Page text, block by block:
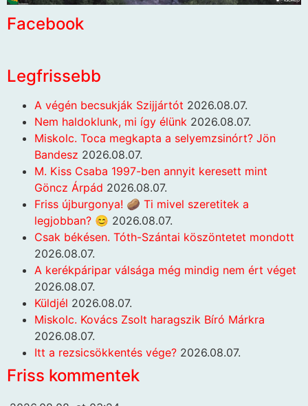
Facebook
Legfrissebb
A végén becsukják Szijjártót 2026.08.07.
Nem haldoklunk, mi így élünk 2026.08.07.
Miskolc. Toca megkapta a selyemzsinórt? Jön
Bandesz 2026.08.07.
M. Kiss Csaba 1997-ben annyit keresett mint
Göncz Árpád 2026.08.07.
Friss újburgonya! 🥔 Ti mivel szeretitek a
legjobban? 😊 2026.08.07.
Csak békésen. Tóth-Szántai köszöntetet mondott
2026.08.07.
A kerékpáripar válsága még mindig nem ért véget
2026.08.07.
Küldjél 2026.08.07.
Miskolc. Kovács Zsolt haragszik Bíró Márkra
2026.08.07.
Itt a rezsicsökkentés vége? 2026.08.07.
Friss kommentek